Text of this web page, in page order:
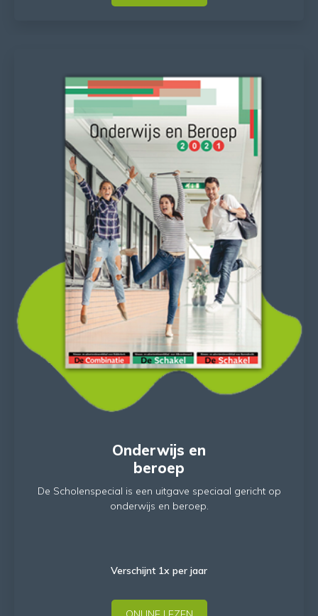
Onderwijs en
beroep
De Scholenspecial is een uitgave speciaal gericht op
onderwijs en beroep.
Verschijnt 1x per jaar